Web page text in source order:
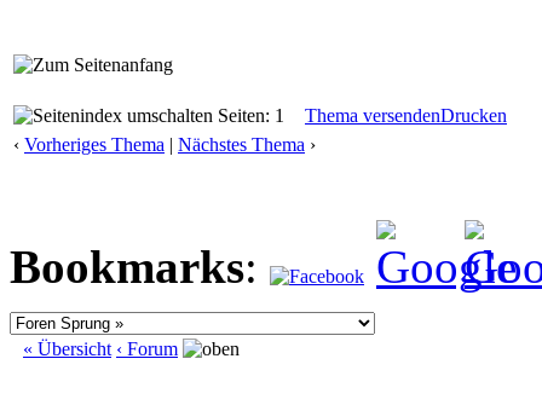
Seiten: 1 Thema versendenDrucken
‹ Vorheriges Thema | Nächstes Thema ›
Bookmarks:
« Übersicht ‹ Forum